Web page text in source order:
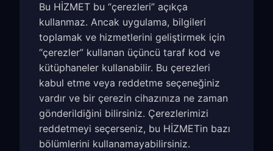
Bu HİZMET bu “çerezleri” açıkça
kullanmaz. Ancak uygulama, bilgileri
toplamak ve hizmetlerini geliştirmek için
“çerezler” kullanan üçüncü taraf kod ve
kütüphaneler kullanabilir. Bu çerezleri
kabul etme veya reddetme seçeneğiniz
vardır ve bir çerezin cihazınıza ne zaman
gönderildiğini bilirsiniz. Çerezlerimizi
reddetmeyi seçerseniz, bu HİZMETin bazı
bölümlerini kullanamayabilirsiniz.